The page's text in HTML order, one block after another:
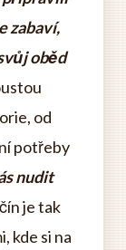
zabaví,
oběd
od
potřeby
nudit
je tak
kde si na